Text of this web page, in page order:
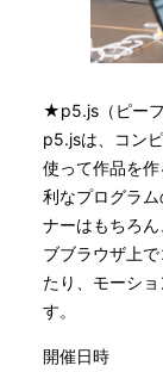
★p5.js（ピーフ
p5.jsは、コン
使って作品を
利なプログラ
ナーはもちろ
ブブラウザ上
たり、モーシ
す。
開催日時